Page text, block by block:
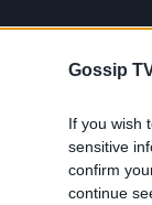
Gossip
If you wish
sensitive
confirm
continue